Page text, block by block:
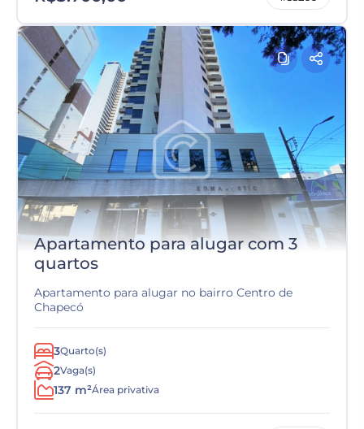
Apartamento para alugar com 3
quartos
Apartamento para alugar no bairro Centro de
Chapecó
3Quarto(s)
2Vaga(s)
137 m²Área privativa